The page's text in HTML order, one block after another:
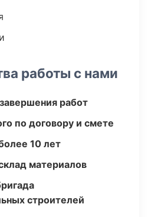
работы с нами
работ
по договору и смете
10 лет
материалов
строителей